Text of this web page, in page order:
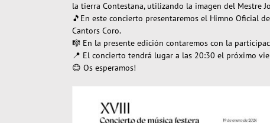
la tierra Contestana, utilizando la imagen del Mestre
🎵En este concierto presentaremos el Himno Oficial
Cantors Coro.
🎼 En la presente edición contaremos con la
📍 El concierto tendrá lugar a las 20:30 el próximo
😊 Os esperamos!